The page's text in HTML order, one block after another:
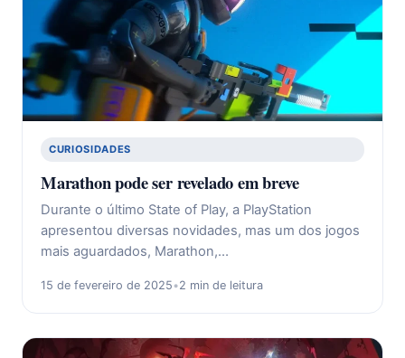
CURIOSIDADES
Marathon pode ser revelado em breve
Durante o último State of Play, a PlayStation
apresentou diversas novidades, mas um dos jogos
mais aguardados, Marathon,…
15 de fevereiro de 2025•2 min de leitura